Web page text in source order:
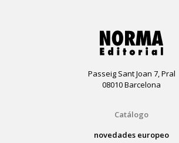
Passeig Sant Joan 7, Pral
08010 Barcelona
Catálogo
novedades europeo